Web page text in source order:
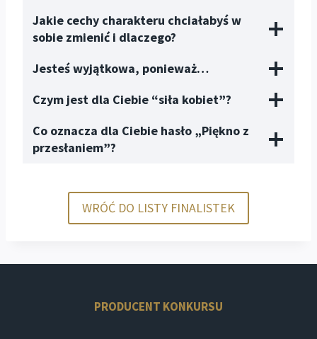
Jakie cechy charakteru chciałabyś w
sobie zmienić i dlaczego?
Jesteś wyjątkowa, ponieważ…
Czym jest dla Ciebie “siła kobiet”?
Co oznacza dla Ciebie hasło „Piękno z
przesłaniem”?
WRÓĆ DO LISTY FINALISTEK
PRODUCENT KONKURSU